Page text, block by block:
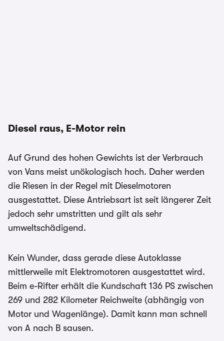
Diesel raus, E-Motor rein
Auf Grund des hohen Gewichts ist der Verbrauch
von Vans meist unökologisch hoch. Daher werden
die Riesen in der Regel mit Dieselmotoren
ausgestattet. Diese Antriebsart ist seit längerer Zeit
jedoch sehr umstritten und gilt als sehr
umweltschädigend.
Kein Wunder, dass gerade diese Autoklasse
mittlerweile mit Elektromotoren ausgestattet wird.
Beim e-Rifter erhält die Kundschaft 136 PS zwischen
269 und 282 Kilometer Reichweite (abhängig von
Motor und Wagenlänge). Damit kann man schnell
von A nach B sausen.